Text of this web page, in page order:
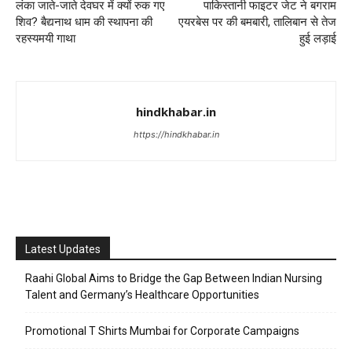
लंका जाते-जाते देवघर में क्यों रुक गए
शिव? बैद्यनाथ धाम की स्थापना की
रहस्यमयी गाथा
पाकिस्तानी फाइटर जेट ने बगराम
एयरबेस पर की बमबारी, तालिबान से तेज
हुई लड़ाई
hindkhabar.in
https://hindkhabar.in
Latest Updates
Raahi Global Aims to Bridge the Gap Between Indian Nursing
Talent and Germany’s Healthcare Opportunities
Promotional T Shirts Mumbai for Corporate Campaigns